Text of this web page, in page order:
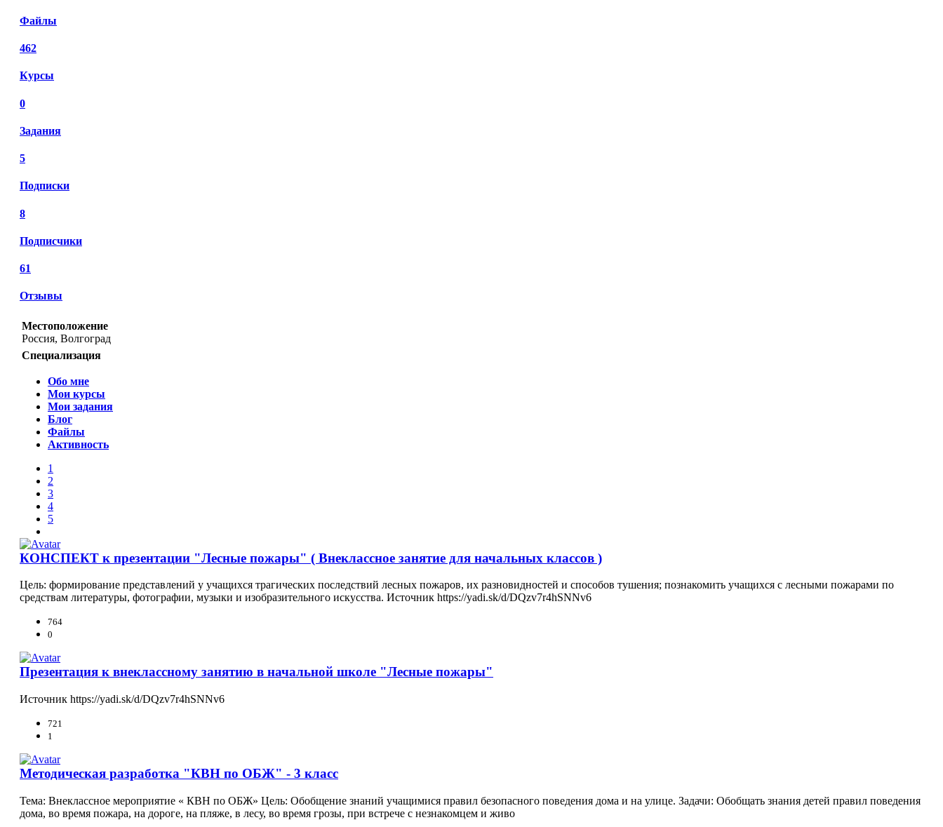
Файлы
462
Курсы
0
Задания
5
Подписки
8
Подписчики
61
Отзывы
Местоположение
Россия, Волгоград
Специализация
Обо мне
Мои курсы
Мои задания
Блог
Файлы
Активность
1
2
3
4
5
КОНСПЕКТ к презентации "Лесные пожары" ( Внеклассное занятие для начальных классов )
Цель: формирование представлений у учащихся трагических последствий лесных пожаров, их разновидностей и способов тушения; познакомить учащихся с лесными пожарами по
средствам литературы, фотографии, музыки и изобразительного искусства. Источник https://yadi.sk/d/DQzv7r4hSNNv6
764
0
Презентация к внеклассному занятию в начальной школе "Лесные пожары"
Источник https://yadi.sk/d/DQzv7r4hSNNv6
721
1
Методическая разработка "КВН по ОБЖ" - 3 класс
Тема: Внеклассное мероприятие « КВН по ОБЖ» Цель: Обобщение знаний учащимися правил безопасного поведения дома и на улице. Задачи: Обобщать знания детей правил поведения
дома, во время пожара, на дороге, на пляже, в лесу, во время грозы, при встрече с незнакомцем и живо